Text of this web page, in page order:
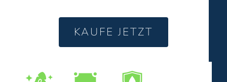
KAUFE JETZT